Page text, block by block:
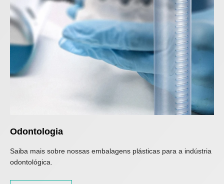
Odontologia
Saiba mais sobre nossas embalagens plásticas para a indústria
odontológica.